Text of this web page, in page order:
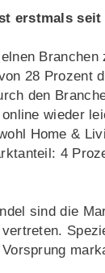
erstmals seit
28 Prozent
den
wieder
Home &
4
sind die